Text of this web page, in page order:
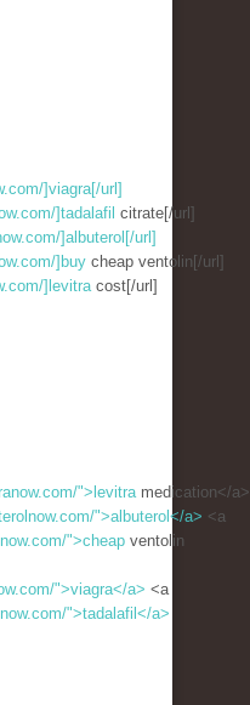
]viagra[/url]
]tadalafil citrate[/url]
]albuterol[/url]
]buy cheap ventolin[/url]
]levitracost[/url]
">levitramedication</a>
">albuterol</a> <a
">cheap ventolin
">viagra</a> <a
">tadalafil</a>